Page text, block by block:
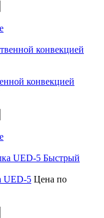
конвекцией
Быстрый
UED-5 Цена по